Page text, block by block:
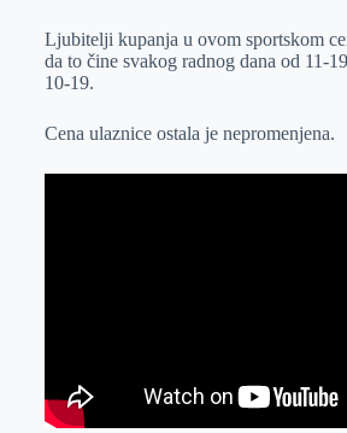
p
p
lLjubitelji kupanja u ovom sportskom
da to čine svakog radnog dana od 11-
10-19.
Cena ulaznice ostala je nepromenjena.